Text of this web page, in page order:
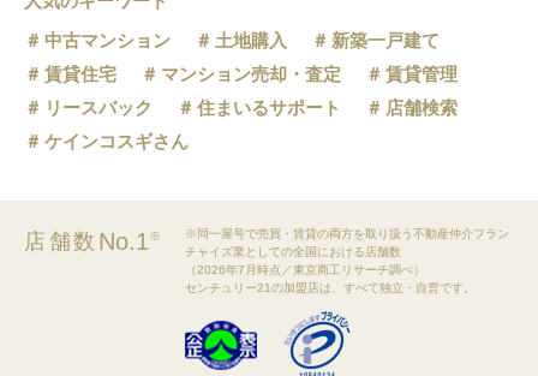
中古マンション
土地購入
新築一戸建て
賃貸住宅
マンション売却・査定
賃貸管理
リースバック
住まいるサポート
店舗検索
ケインコスギさん
店舗数 No.1※
※同一屋号で売買・賃貸の両方を取り扱う不動産仲介フラン
チャイズ業としての全国における店舗数
（2026年7月時点／東京商工リサーチ調べ）
センチュリー21の加盟店は、すべて独立・自営です。